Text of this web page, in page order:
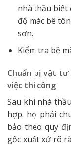
nhà thầu biết
độ mác bê
sơn.
Kiểm tra bề
Chuẩn bị vật tư
việc thi công
Sau khi nhà
hợp. họ phải
bảo theo quy
gốc xuất xứ rõ